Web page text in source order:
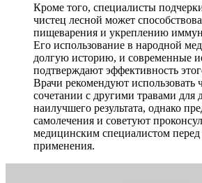
Кроме того, специалисты
чистец лесной может
пищеварения и укреплению
Его использование в народной
долгую историю, и современные
подтверждают эффективность
Врачи рекомендуют использовать
сочетании с другими травами для
наилучшего результата, однако
самолечения и советуют
медицинским специалистом перед
применения.